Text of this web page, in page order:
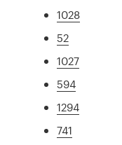
1028
52
1027
594
1294
741